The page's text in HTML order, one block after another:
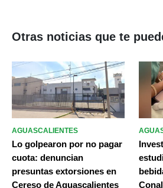
Otras noticias que te
AGUASCALIENTES
Lo golpearon por no pagar
cuota: denuncian
presuntas extorsiones en
Cereso de Aguascalientes